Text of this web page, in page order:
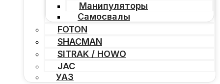
Манипуляторы
Самосвалы
FOTON
SHACMAN
SITRAK / HOWO
JAC
УАЗ